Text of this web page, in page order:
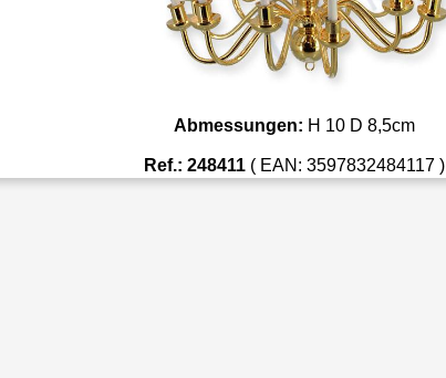
Abmessungen: H 10 D 8,5cm
Ref.: 248411 ( EAN: 3597832484117 )